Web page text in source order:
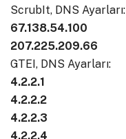
ScrubIt, DNS Ayarları:
67.138.54.100
207.225.209.66
GTEI, DNS Ayarları:
4.2.2.1
4.2.2.2
4.2.2.3
4.2.2.4